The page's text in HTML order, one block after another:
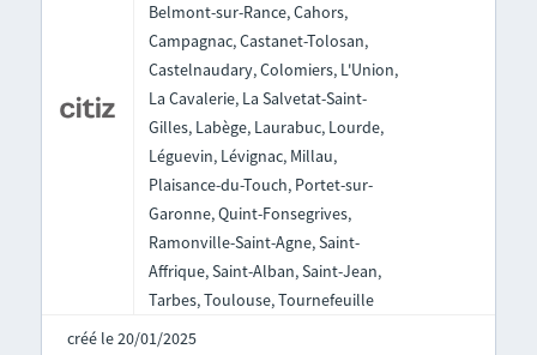
Belmont-sur-Rance, Cahors,
Campagnac, Castanet-Tolosan,
Castelnaudary, Colomiers, L'Union,
La Cavalerie, La Salvetat-Saint-
Gilles, Labège, Laurabuc, Lourde,
Léguevin, Lévignac, Millau,
Plaisance-du-Touch, Portet-sur-
Garonne, Quint-Fonsegrives,
Ramonville-Saint-Agne, Saint-
Affrique, Saint-Alban, Saint-Jean,
Tarbes, Toulouse, Tournefeuille
créé le 20/01/2025